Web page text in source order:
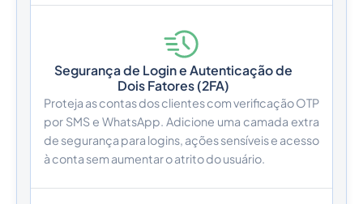
Segurança de Login e Autenticação de
Dois Fatores (2FA)
Proteja as contas dos clientes com verificação OTP
por SMS e WhatsApp. Adicione uma camada extra
de segurança para logins, ações sensíveis e acesso
à conta sem aumentar o atrito do usuário.